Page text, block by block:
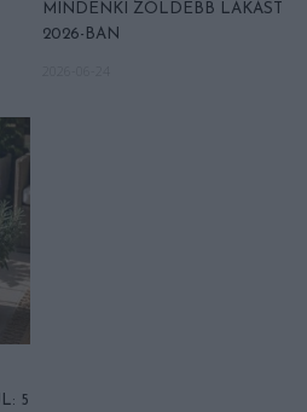
MINDENKI ZÖLDEBB LAKÁST
2026-BAN
5